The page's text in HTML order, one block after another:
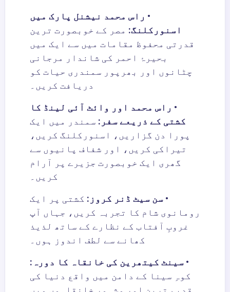
• راس محمد نیشنل پارک میں
اسنورکلنگ: مصر کے خوبصورت ترین
قدرتی محفوظ مقامات میں سے ایک میں
بحیرۂ احمر کی شاندار مرجانی
چٹانوں اور بھرپور سمندری حیات کو
دریافت کریں۔
• راس محمد اور وائٹ آئی لینڈ کا
کشتی کے ذریعے سفر: سمندر میں ایک
پورا دن گزاریں، اسنورکلنگ کریں،
تیراکی کریں، اور شفاف پانیوں سے
گھری ایک خوبصورت جزیرے پر آرام
کریں۔
• سن سیٹ ڈنر کروز : کشتی پر ایک
رومانوی شام کا تجربہ کریں، جہاں آپ
غروبِ آفتاب کے نظارے کے ساتھ لذیذ
کھانے سے لطف اندوز ہوں۔
• سینٹ کیتھرین کی خانقاہ کا دورہ :
کوہِ سینا کے دامن میں واقع دنیا کی
قدیم ترین اور مشہور خانقاہوں میں